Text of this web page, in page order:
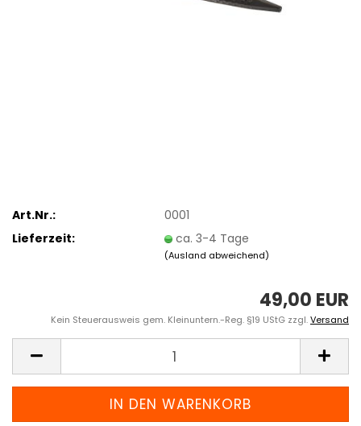
Art.Nr.:
0001
Lieferzeit:
ca. 3-4 Tage
(Ausland abweichend)
49,00 EUR
Kein Steuerausweis gem. Kleinuntern.-Reg. §19 UStG zzgl.Versand